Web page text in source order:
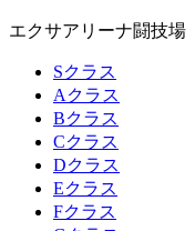
エクサアリーナ闘技場
Sクラス
Aクラス
Bクラス
Cクラス
Dクラス
Eクラス
Fクラス